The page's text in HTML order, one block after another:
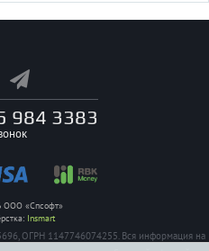
984 3383
ООО «Спсофт»
Insmart
ОГРН 1147746074255. Вся информация на